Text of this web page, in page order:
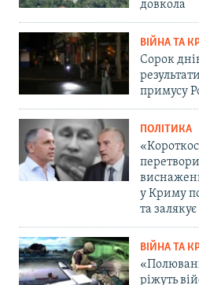
довкола
ВІЙНА ТА
Сорок
примусу
ПОЛІТИКА
у Криму
та
ВІЙНА ТА
ріжуть